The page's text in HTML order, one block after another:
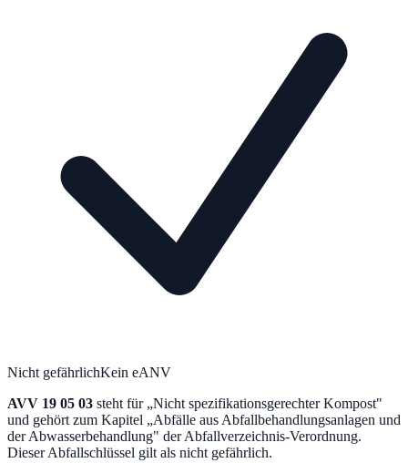
Nicht gefährlichKein eANV
AVV 19 05 03 steht für „Nicht spezifikationsgerechter Kompost"
und gehört zum Kapitel „Abfälle aus Abfallbehandlungsanlagen und
der Abwasserbehandlung" der Abfallverzeichnis-Verordnung.
Dieser Abfallschlüssel gilt als nicht gefährlich.